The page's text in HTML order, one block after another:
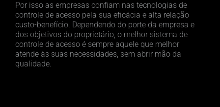
Por isso as empresas confiam nas tecnologias de
controle de acesso pela sua eficácia e alta relação
custo-benefício. Dependendo do porte da empresa e
dos objetivos do proprietário, o melhor sistema de
controle de acesso é sempre aquele que melhor
atende às suas necessidades, sem abrir mão da
qualidade.